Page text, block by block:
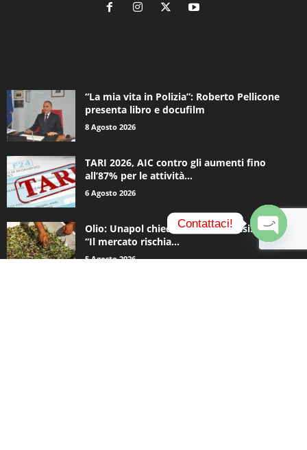
“La mia vita in Polizia”: Roberto Pellicone
presenta libro e docufilm
8 Agosto 2026
TARI 2026, AIC contro gli aumenti fino
all’87% per le attività...
6 Agosto 2026
Olio: Unapol chiede lo stato di crisi. Loiodice:
“Il mercato rischia...
5 Agosto 2026
Contattaci!
O